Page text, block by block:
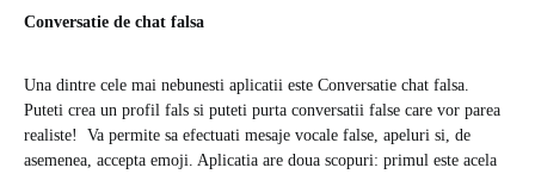
Conversatie de chat falsa
Una dintre cele mai nebunesti aplicatii este Conversatie chat falsa.
Puteti crea un profil fals si puteti purta conversatii false care vor parea
realiste! Va permite sa efectuati mesaje vocale false, apeluri si, de
asemenea, accepta emoji. Aplicatia are doua scopuri: primul este acela